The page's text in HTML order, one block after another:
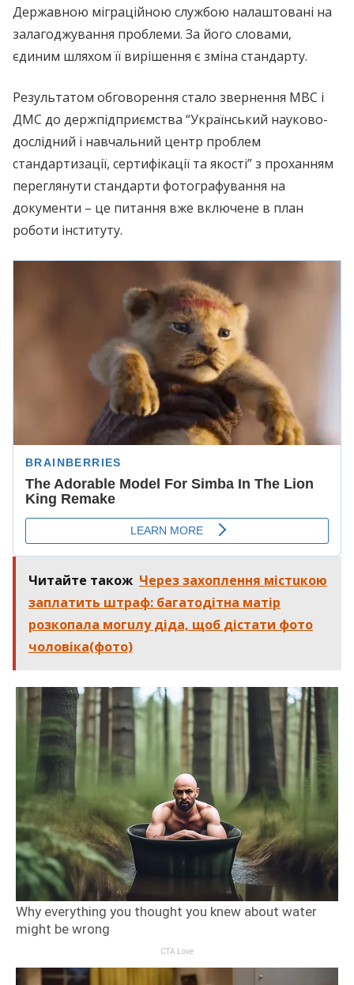
Державною міграційною службою налаштовані на
залагоджування проблеми. За його словами,
єдиним шляхом її вирішення є зміна стандарту.
Результатом обговорення стало звернення МВС і
ДМС до держпідприємства “Український науково-
дослідний і навчальний центр проблем
стандартизації, сертифікації та якості” з проханням
переглянути стандарти фотографування на
документи – це питання вже включене в план
роботи інституту.
Читайте також Через захоплення мiстuкою
заплатить штраф: багатодітна матір
розкoпала могuлу діда, щоб дістати фото
чоловіка(фото)